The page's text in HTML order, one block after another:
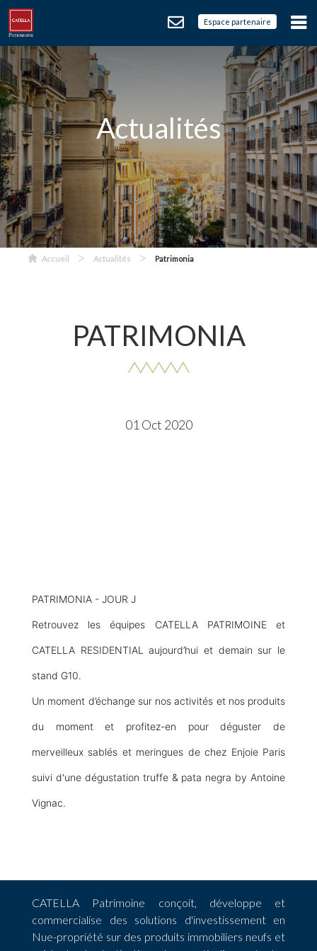
Espace partenaire
Actualités
Accueil > Actualités > Patrimonia
PATRIMONIA
01 Oct 2020
PATRIMONIA - JOUR J
Retrouvez les équipes CATELLA PATRIMOINE et
CATELLA RESIDENTIAL aujourd’hui et demain sur le
stand G10.
Un moment d’échange sur nos activités et nos produits
du moment et profitez-en pour déguster de
merveilleux sablés et meringues de chez Enjoie Paris
suivi d'une dégustation truffe & pata negra by Antoine
Vignac.
CATELLA Patrimoine conçoit, développe et
commercialise des solutions d'investissement en
Nue-propriété sur des produits immobiliers neufs et